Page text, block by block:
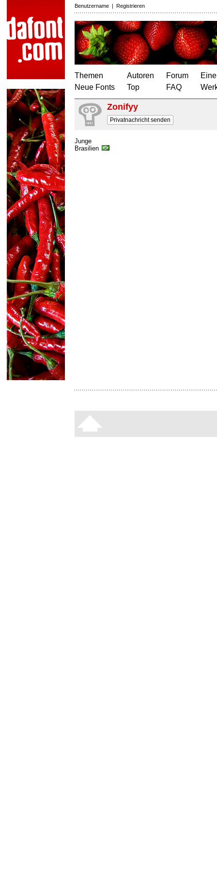
Benutzername | Registrieren
Themen
Neue Fonts
Autoren
Top
Forum
FAQ
Zonifyy
Privatnachricht senden
Junge
Brasilien